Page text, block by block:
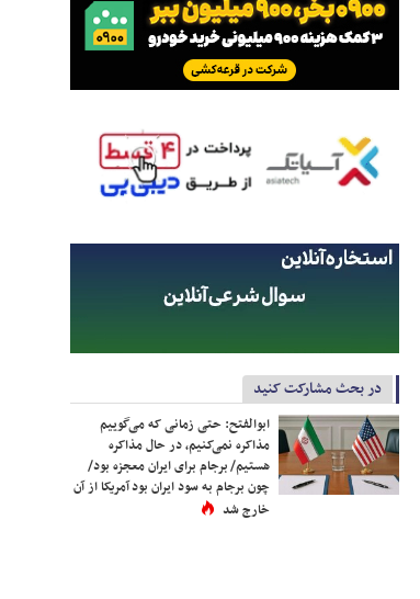
در بحث مشارکت کنید
ابوالفتح: حتی زمانی که می‌گوییم
مذاکره نمی‌کنیم، در حال مذاکره
هستیم/ برجام برای ایران معجزه بود/
چون برجام به سود ایران بود آمریکا از آن
خارج شد